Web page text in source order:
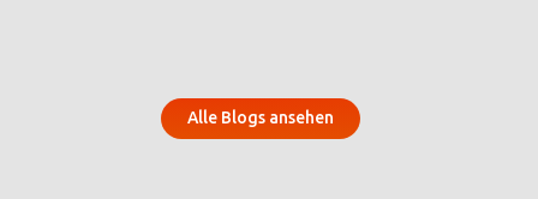
Alle Blogs ansehen